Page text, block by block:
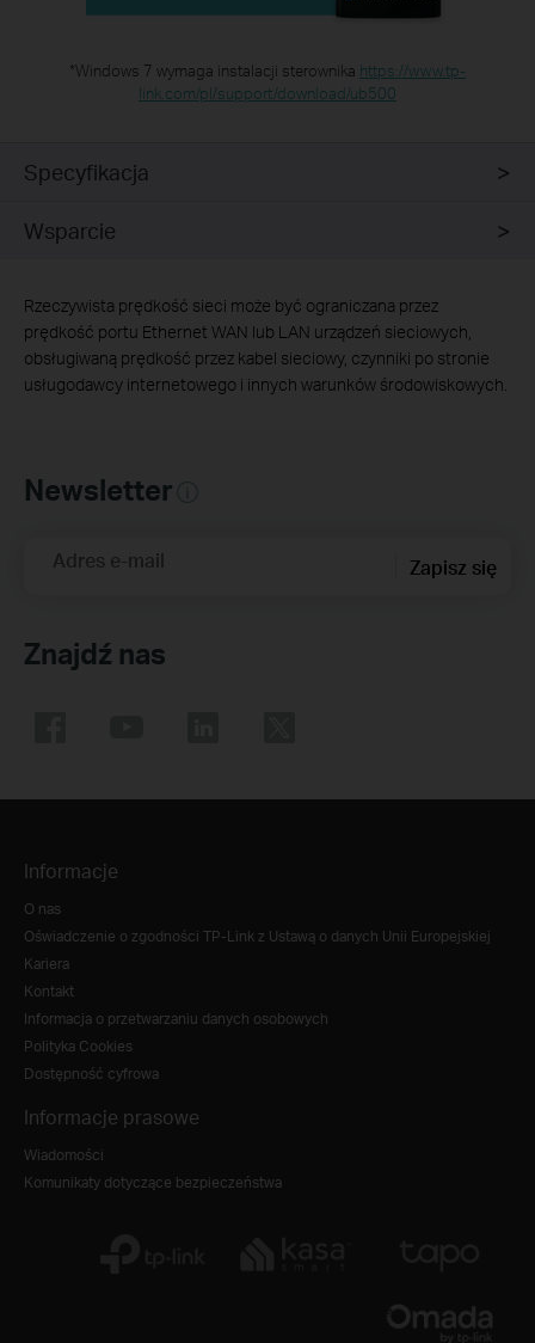
*Windows 7 wymaga instalacji sterownika https://www.tp-
link.com/pl/support/download/ub500
Specyfikacja
Wsparcie
Rzeczywista prędkość sieci może być ograniczana przez
prędkość portu Ethernet WAN lub LAN urządzeń sieciowych,
obsługiwaną prędkość przez kabel sieciowy, czynniki po stronie
usługodawcy internetowego i innych warunków środowiskowych.
Newsletter
Adres e-mail Zapisz się
Znajdź nas
Informacje
O nas
Oświadczenie o zgodności TP-Link z Ustawą o danych Unii Europejskiej
Kariera
Kontakt
Informacja o przetwarzaniu danych osobowych
Polityka Cookies
Dostępność cyfrowa
Informacje prasowe
Wiadomości
Komunikaty dotyczące bezpieczeństwa